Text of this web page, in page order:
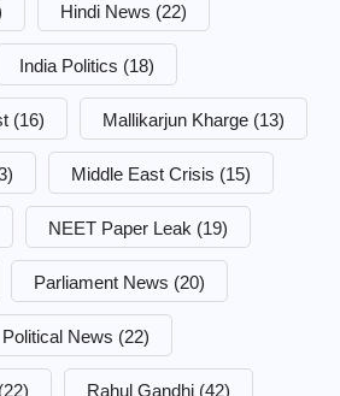
Hindi News (22)
India Politics (18)
(16) Mallikarjun Kharge (13)
Middle East Crisis (15)
NEET Paper Leak (19)
Parliament News (20)
Political News (22)
(22) Rahul Gandhi (42)